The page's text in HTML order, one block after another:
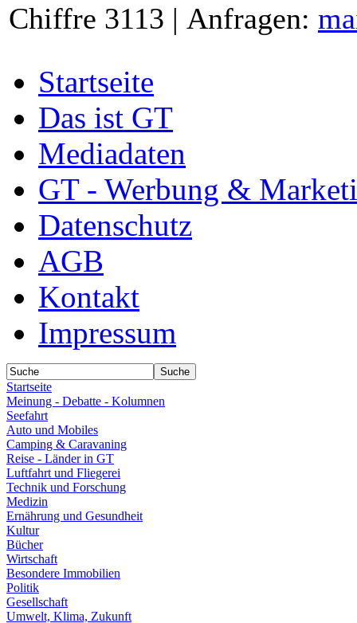
Chiffre 3113 | Anfragen:
Startseite
Das ist GT
Mediadaten
GT - Werbung &
Datenschutz
AGB
Kontakt
Impressum
Startseite
Meinung - Debatte - Kolumnen
Seefahrt
Auto und Mobiles
Camping & Caravaning
Reise - Länder in GT
Luftfahrt und Fliegerei
Technik und Forschung
Medizin
Ernährung und Gesundheit
Kultur
Bücher
Wirtschaft
Besondere Immobilien
Politik
Gesellschaft
Umwelt, Klima, Zukunft